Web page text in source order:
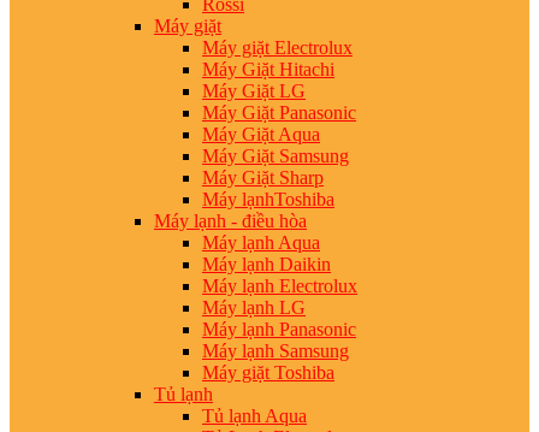
Rossi
Máy giặt
Máy giặt Electrolux
Máy Giặt Hitachi
Máy Giặt LG
Máy Giặt Panasonic
Máy Giặt Aqua
Máy Giặt Samsung
Máy Giặt Sharp
Máy lạnhToshiba
Máy lạnh - điều hòa
Máy lạnh Aqua
Máy lạnh Daikin
Máy lạnh Electrolux
Máy lạnh LG
Máy lạnh Panasonic
Máy lạnh Samsung
Máy giặt Toshiba
Tủ lạnh
Tủ lạnh Aqua